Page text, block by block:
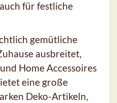
für festliche
gemütliche
ausbreitet,
Home Accessoires
eine große
Deko-Artikeln,